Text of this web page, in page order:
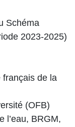
Schéma
2023-2025)
français de la
(OFB)
l’eau, BRGM,